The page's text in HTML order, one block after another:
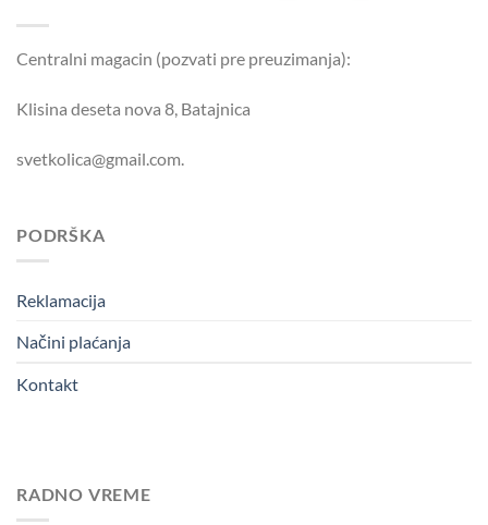
Centralni magacin (pozvati pre preuzimanja):
Klisina deseta nova 8, Batajnica
svetkolica@gmail.com.
PODRŠKA
Reklamacija
Načini plaćanja
Kontakt
RADNO VREME